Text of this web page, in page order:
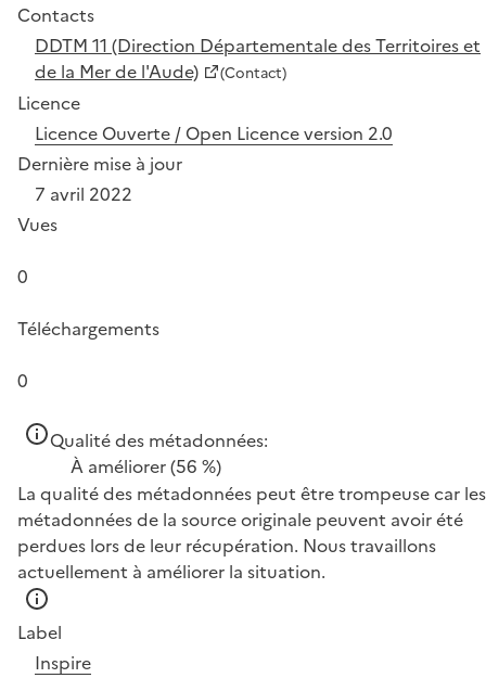
Contacts
DDTM 11 (Direction Départementale des Territoires et
de la Mer de l'Aude)
(Contact)
Licence
Licence Ouverte / Open Licence version 2.0
Dernière mise à jour
7 avril 2022
Vues
0
Téléchargements
0
Qualité des métadonnées:
À améliorer(56 %)
La qualité des métadonnées peut être trompeuse car les
métadonnées de la source originale peuvent avoir été
perdues lors de leur récupération. Nous travaillons
actuellement à améliorer la situation.
Label
Inspire